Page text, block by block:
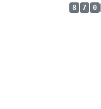
8 7 0